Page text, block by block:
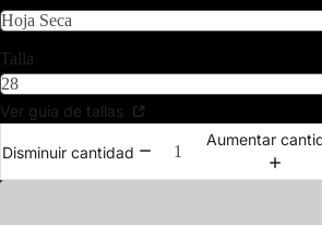
Talla
Ver guia de tallas
Disminuir cantidad
Aumentar